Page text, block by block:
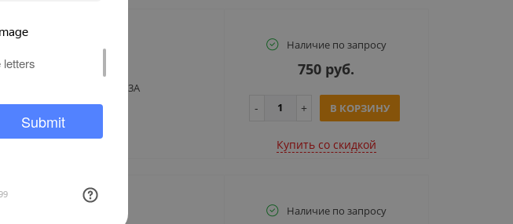
Light, кнопка выхода
кнопки: 12В
напряжение ток: 36В/3А
НО/НЗ
Наличие по запросу
750 руб.
В КОРЗИНУ
Купить cо скидкой
кнопка выхода
Наличие по запросу